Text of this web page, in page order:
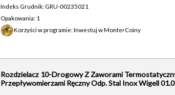
Indeks Grudnik: GRU-00235021
Opakowania: 1
Korzyści w programie: Inwestuj w MonterCoiny
Rozdzielacz 10-Drogowy Z Zaworami
Przepływomierzami Ręczny Odp. Stal Inox Wigell